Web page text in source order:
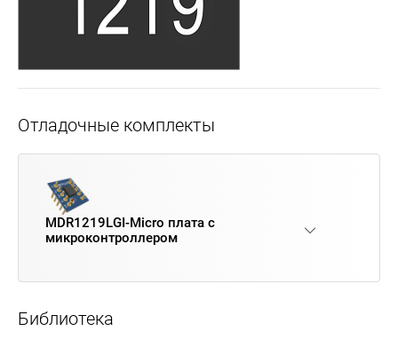
Отладочные комплекты
MDR1219LGI-Micro плата с
микроконтроллером
Библиотека